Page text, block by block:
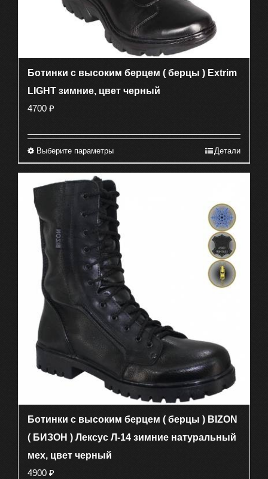
Ботинки с высоким берцем ( берцы ) Extrim
LIGHT зимние, цвет черный
4700 ₽
Выберите параметрыЭтот
имеет
несколько
вариаций.
Опции
можно
выбрать
на
странице
товара.
Детали
Ботинки с высоким берцем ( берцы ) BIZON
( БИЗОН ) Лексус Л-14 зимние натуральный
мех, цвет черный
4900 ₽